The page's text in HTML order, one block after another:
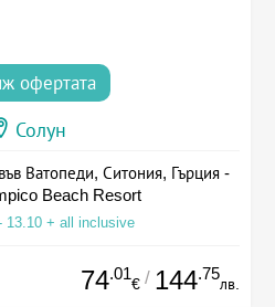
офертата
Солун
Ватопеди, Ситония, Гърция -
Beach Resort
13.10 + all inclusive
74.01
€ / 144.75
лв.